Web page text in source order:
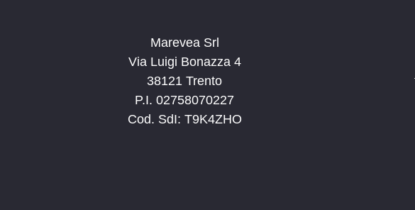
Marevea Srl
Via Luigi Bonazza 4
38121 Trento
P.I. 02758070227
Cod. SdI: T9K4ZHO